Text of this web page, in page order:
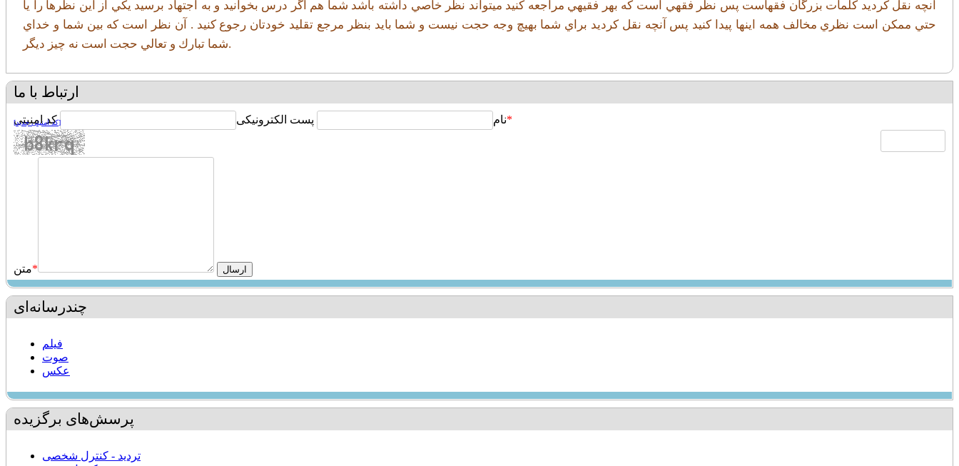
آنچه نقل كرديد كلمات بزرگان فقهاست پس نظر فقهي است كه بهر فقيهي مراجعه كنيد ميتواند نظر خاصي داشته باشد شما هم اگر درس بخوانيد و به اجتهاد برسيد يكي از اين نظرها را يا
حتي ممكن است نظري مخالف همه اينها پيدا كنيد پس آنچه نقل كرديد براي شما بهيچ وجه حجت نيست و شما بايد بنظر مرجع تقليد خودتان رجوع كنيد . آن نظر است كه بين شما و خداي
شما تبارك و تعالي حجت است نه چيز ديگر.
ارتباط با ما
نام پست الکترونیکی کد امنیتی * [کد امنیتی جدید]
متن*
چندرسانه‌ای
فیلم
صوت
عکس
پرسش‌های برگزیده
تردید - کنترل شخصی